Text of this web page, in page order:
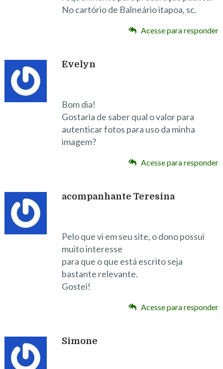
No cartório de Balneário itapoa, sc.
Acesse para responder
Evelyn
Bom dia!
Gostaria de saber qual o valor para
autenticar fotos para uso da minha
imagem?
Acesse para responder
acompanhante Teresina
Pelo que vi em seu site, o dono possui
muito interesse
para que o que está escrito seja
bastante relevante.
Gostei!
Acesse para responder
Simone